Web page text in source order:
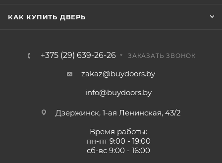
КАК КУПИТЬ ДВЕРЬ
+375 (29) 639-26-26 ЗАКАЗАТЬ ЗВОНОК
zakaz@buydoors.by
info@buydoors.by
Дзержинск, 1-ая Ленинская, 43/2
Время работы:
пн-пт 9:00 - 19:00
сб-вс 9:00 - 16:00